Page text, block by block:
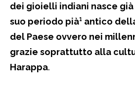
dei gioielli indiani nasce
suo periodo pià¹ antico
del Paese ovvero nei
grazie soprattutto alla
Harappa.